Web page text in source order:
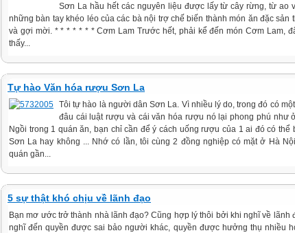
Sơn La hầu hết các nguyên liệu được lấy từ cây rừng, từ ao
những bàn tay khéo léo của các bà nội trợ chế biến thành món ăn đặc sản
và gợi mời. * * * * * * * Cơm Lam Trước hết, phải kể đến món Cơm Lam,
thấy...
Tự hào Văn hóa rượu Sơn La
Tôi tự hào là người dân Sơn La. Vì nhiều lý do, trong đó có
đâu cái luật rượu và cái văn hóa rượu nó lại phong phú như
Ngồi trong 1 quán ăn, bạn chỉ cần để ý cách uống rượu của 1 ai đó có thể
Sơn La hay không ... Nhớ có lần, tôi cùng 2 đồng nghiệp có mặt ở Hà
quán gần...
5 sự thật khó chịu về lãnh đạo
Bạn mơ ước trở thành nhà lãnh đạo? Cũng hợp lý thôi bởi khi nghĩ về lãnh
nghĩ đến quyền được sai bảo người khác, quyền được hưởng thụ nhiều